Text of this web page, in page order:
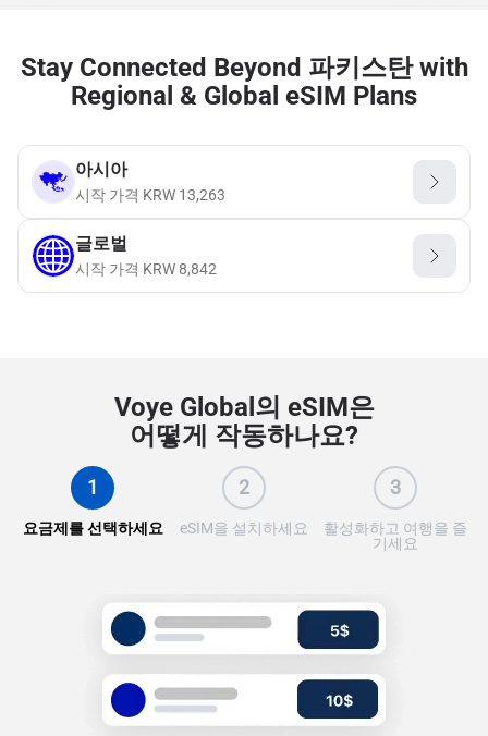
Stay Connected Beyond 파키스탄 with
Regional & Global eSIM Plans
아시아
시작 가격 KRW 13,263
글로벌
시작 가격 KRW8,842
Voye Global의 eSIM은
어떻게 작동하나요?
1
요금제를 선택하세요
2
eSIM을 설치하세요
3
활성화하고 여행을 즐
기세요